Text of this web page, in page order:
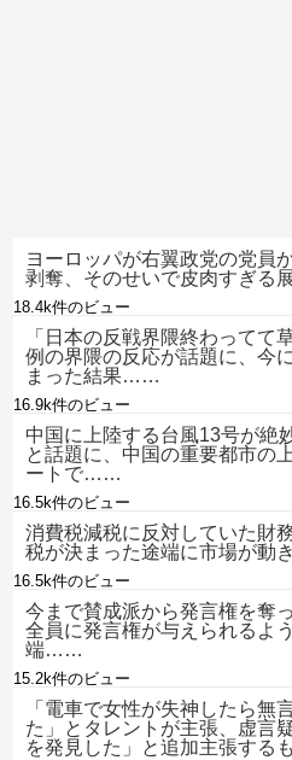
ヨーロッパが右翼政党の党員
剥奪、そのせいで皮肉すぎ
18.4k件のビュー
「日本の反戦界隈終わってて
例の界隈の反応が話題に、今
まった結果……
16.9k件のビュー
中国に上陸する台風13号が絶
と話題に、中国の重要都市の
ートで……
16.5k件のビュー
消費税減税に反対していた財
税が決まった途端に市場が
16.5k件のビュー
今まで賛成派から発言権を奪
全員に発言権が与えられるよ
端……
15.2k件のビュー
「電車で女性が失神したら無
た」とタレントが主張、虚言
を発見した」と追加主張す